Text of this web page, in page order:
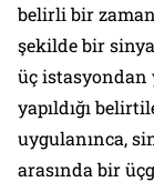
belirli bir
şekilde bir
üç istasyondan
yapıldığı
uygulanınca,
arasında bir